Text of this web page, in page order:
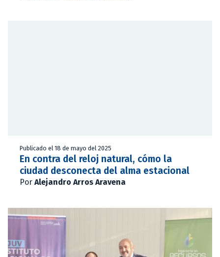
Publicado el 18 de mayo del 2025
En contra del reloj natural, cómo la
ciudad desconecta del alma estacional
Por Alejandro Arros Aravena